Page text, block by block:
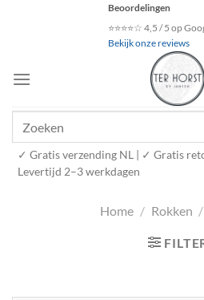
Beoordelingen
⭐⭐⭐⭐☆ 4,5 / 5 op
Bekijk onze reviews
✓ Gratis verzending NL | ✓ Gratis
Levertijd 2–3 werkdagen
Home / Rokken /